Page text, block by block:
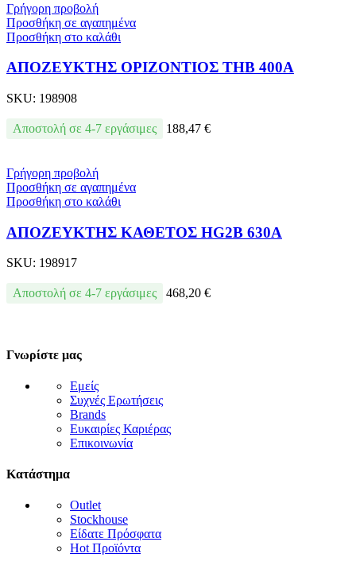
Γρήγορη προβολή
Προσθήκη σε αγαπημένα
Προσθήκη στο καλάθι
ΑΠΟΖΕΥΚΤΗΣ ΟΡΙΖΟΝΤΙΟΣ THB 400A
SKU: 198908
Αποστολή σε 4-7 εργάσιμες 188,47 €
Γρήγορη προβολή
Προσθήκη σε αγαπημένα
Προσθήκη στο καλάθι
ΑΠΟΖΕΥΚΤΗΣ ΚΑΘΕΤΟΣ HG2B 630A
SKU: 198917
Αποστολή σε 4-7 εργάσιμες 468,20 €
Γνωρίστε μας
Εμείς
Συχνές Ερωτήσεις
Brands
Ευκαιρίες Καριέρας
Επικοινωνία
Κατάστημα
Outlet
Stockhouse
Είδατε Πρόσφατα
Hot Προϊόντα